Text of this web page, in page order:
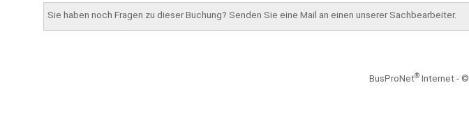
Sie haben noch Fragen zu dieser Buchung? Senden Sie eine Mail an einen unserer Sachbearbeiter.
BusProNet® Internet - ©